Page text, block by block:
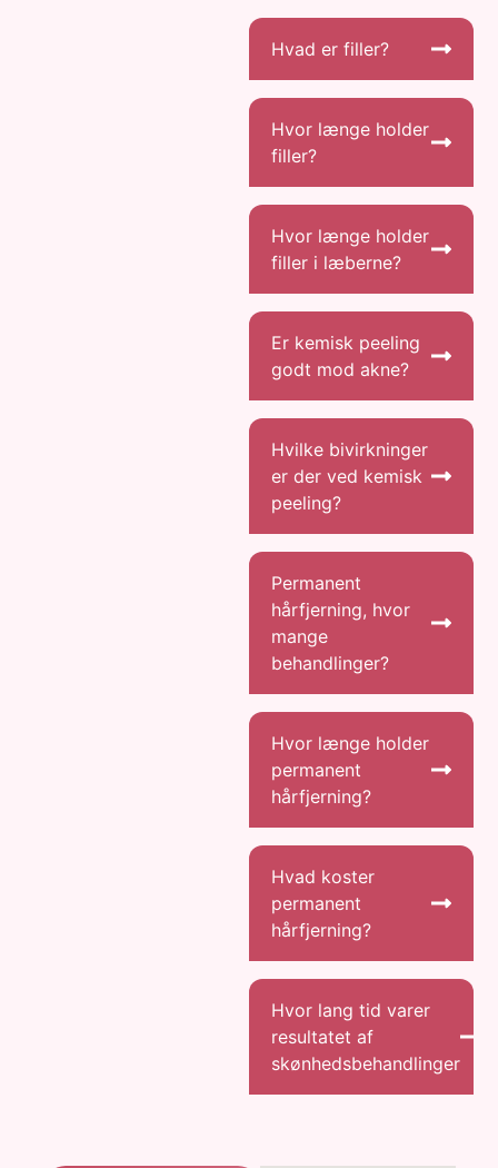
Hvad er filler?​
Hvor længe holder
filler?​
Hvor længe holder
filler i læberne?​​​
Er kemisk peeling
godt mod akne?​​​​
Hvilke bivirkninger
er der ved kemisk
peeling?
Permanent
hårfjerning, hvor
mange
behandlinger?
Hvor længe holder
permanent
hårfjerning?​​​
Hvad koster
permanent
hårfjerning?​​​
Hvor lang tid varer
resultatet af
skønhedsbehandlinger​